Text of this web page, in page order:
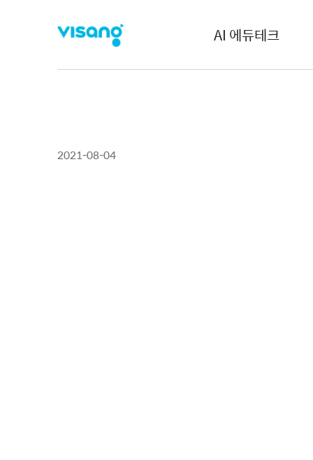
AI 에듀테크
2021-08-04